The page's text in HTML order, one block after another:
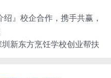
绍』校企合作，携手共赢，
新东方烹饪学校创业帮扶